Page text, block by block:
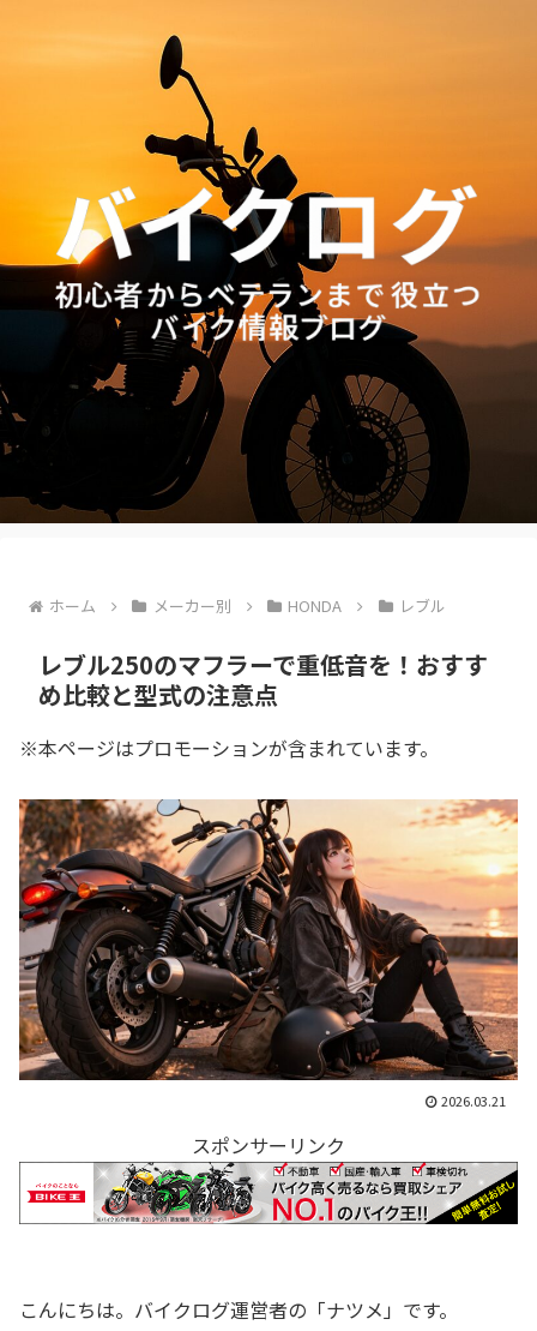
ホーム メーカー別 HONDA レブル
レブル250のマフラーで重低音を！おすす
め比較と型式の注意点
※本ページはプロモーションが含まれています。
2026.03.21
スポンサーリンク
こんにちは。バイクログ運営者の「ナツメ」です。